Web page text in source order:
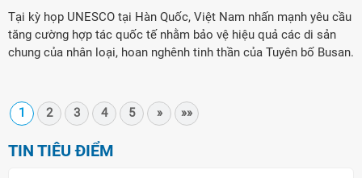
Tại kỳ họp UNESCO tại Hàn Quốc, Việt Nam nhấn mạnh yêu cầu
tăng cường hợp tác quốc tế nhằm bảo vệ hiệu quả các di sản
chung của nhân loại, hoan nghênh tinh thần của Tuyên bố Busan.
1 2 3 4 5 » »»
TIN TIÊU ĐIỂM